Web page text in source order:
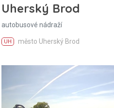
Uherský Brod
autobusové nádraží
UH město Uherský Brod